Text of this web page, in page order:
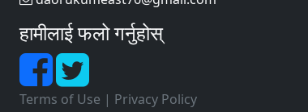
हामीलाई फलो गर्नुहोस्
Terms of Use | Privacy Policy